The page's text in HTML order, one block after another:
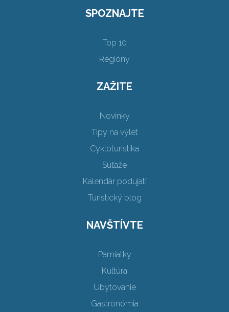
SPOZNAJTE
Top 10
Regióny
ZAŽITE
Novinky
Tipy na výlet
Cykloturistika
Súťaže
Kalendár podujatí
Turistický blog
NAVŠTÍVTE
Pamiatky
Kultúra
Ubytovanie
Gastronómia